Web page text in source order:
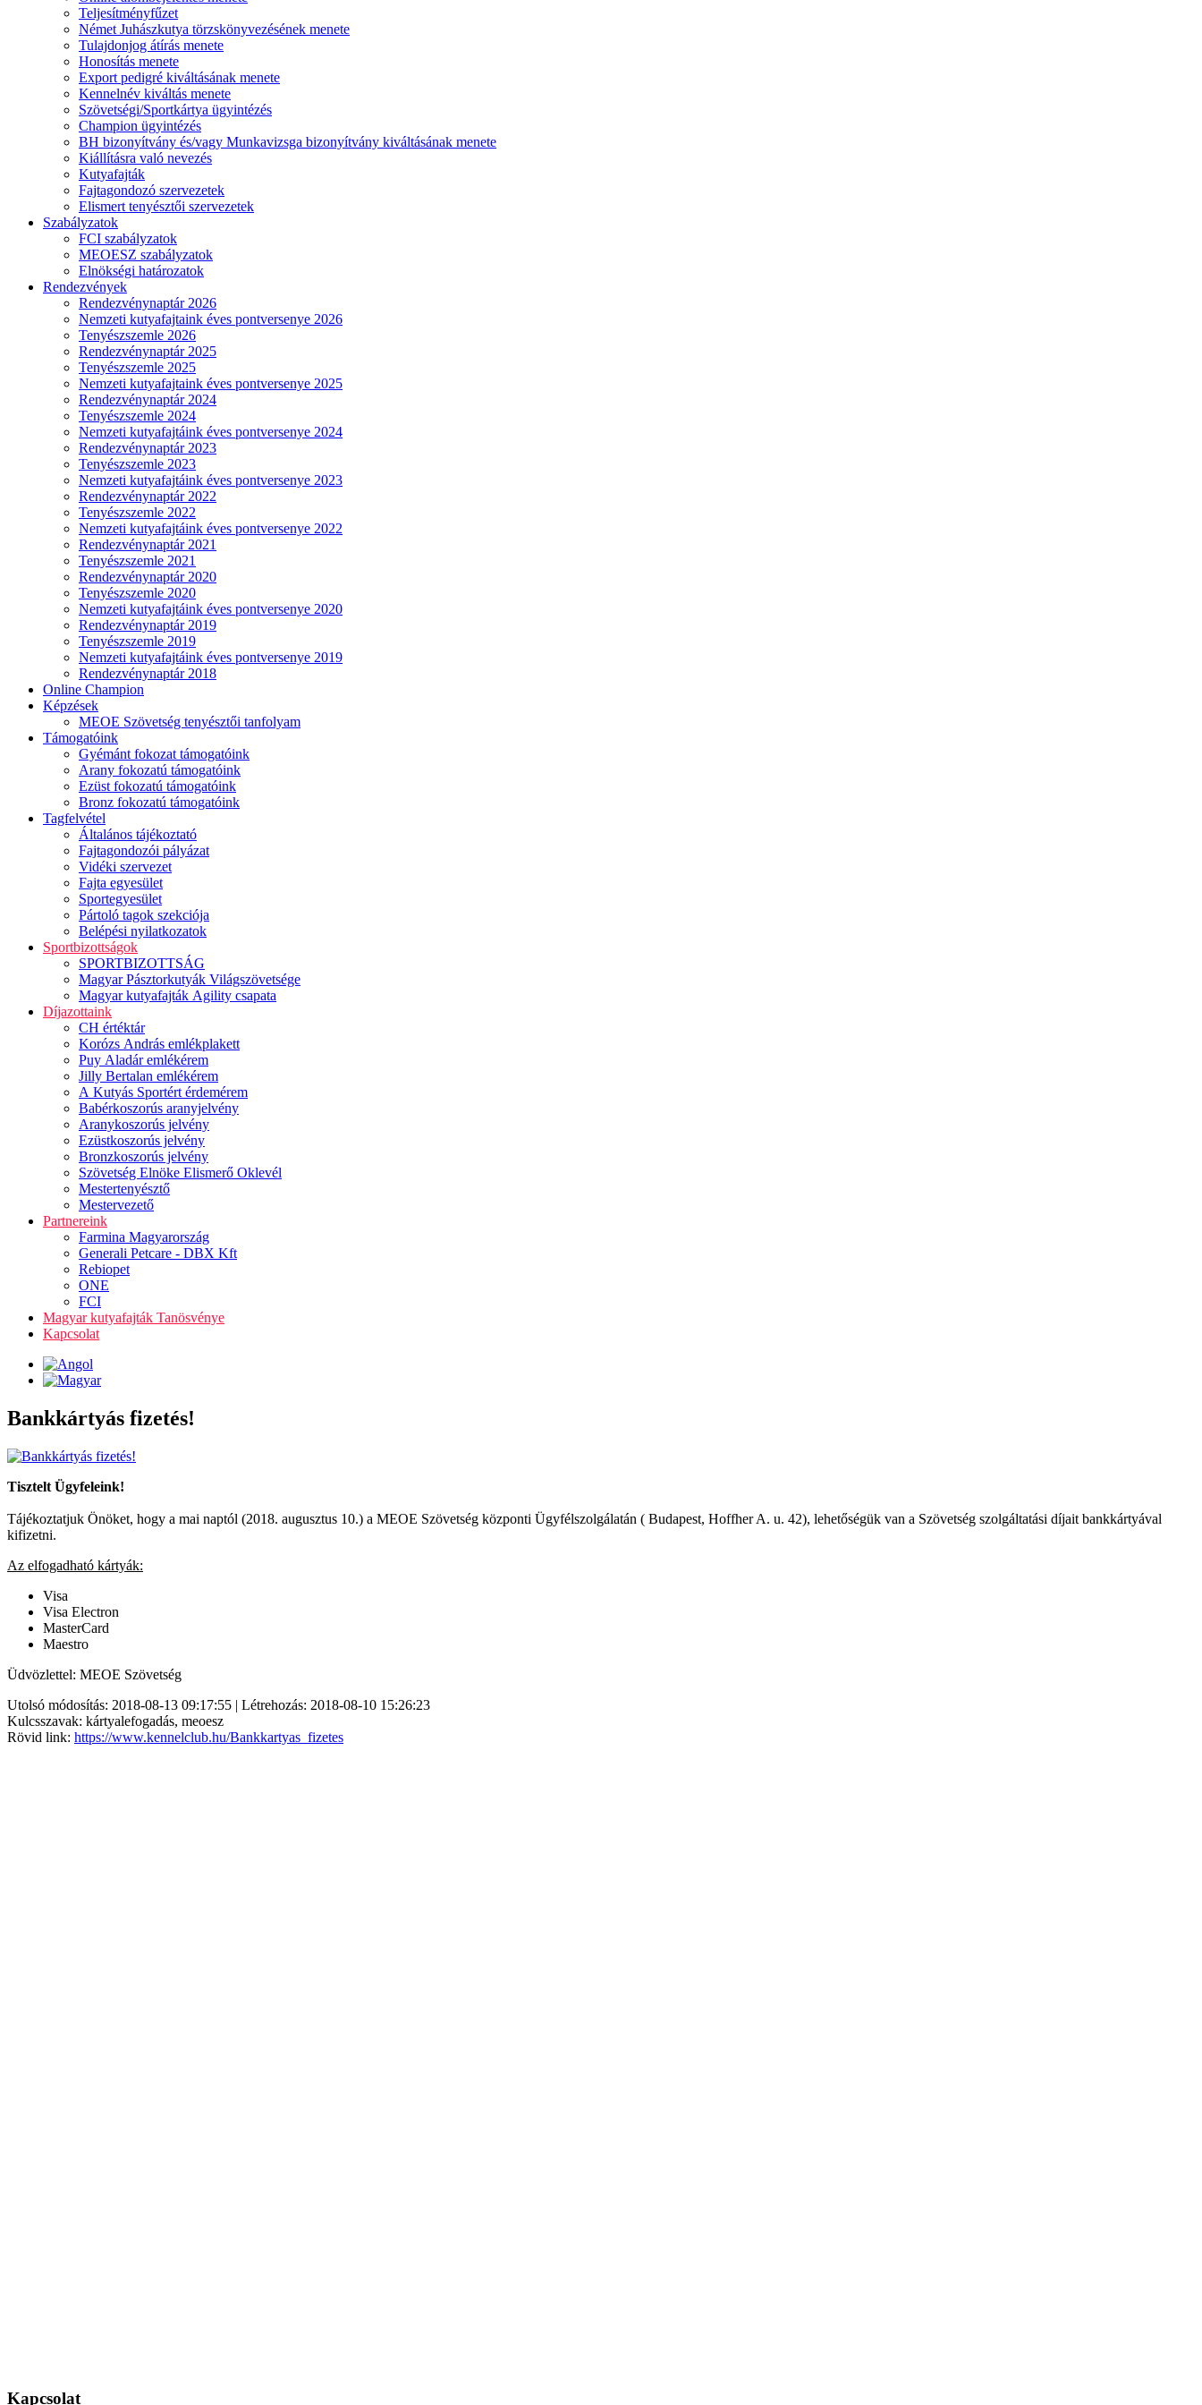
Teljesítményfűzet
Német Juhászkutya törzskönyvezésének menete
Tulajdonjog átírás menete
Honosítás menete
Export pedigré kiváltásának menete
Kennelnév kiváltás menete
Szövetségi/Sportkártya ügyintézés
Champion ügyintézés
BH bizonyítvány és/vagy Munkavizsga bizonyítvány kiváltásának menete
Kiállításra való nevezés
Kutyafajták
Fajtagondozó szervezetek
Elismert tenyésztői szervezetek
Szabályzatok
FCI szabályzatok
MEOESZ szabályzatok
Elnökségi határozatok
Rendezvények
Rendezvénynaptár 2026
Nemzeti kutyafajtaink éves pontversenye 2026
Tenyészszemle 2026
Rendezvénynaptár 2025
Tenyészszemle 2025
Nemzeti kutyafajtaink éves pontversenye 2025
Rendezvénynaptár 2024
Tenyészszemle 2024
Nemzeti kutyafajtáink éves pontversenye 2024
Rendezvénynaptár 2023
Tenyészszemle 2023
Nemzeti kutyafajtáink éves pontversenye 2023
Rendezvénynaptár 2022
Tenyészszemle 2022
Nemzeti kutyafajtáink éves pontversenye 2022
Rendezvénynaptár 2021
Tenyészszemle 2021
Rendezvénynaptár 2020
Tenyészszemle 2020
Nemzeti kutyafajtáink éves pontversenye 2020
Rendezvénynaptár 2019
Tenyészszemle 2019
Nemzeti kutyafajtáink éves pontversenye 2019
Rendezvénynaptár 2018
Online Champion
Képzések
MEOE Szövetség tenyésztői tanfolyam
Támogatóink
Gyémánt fokozat támogatóink
Arany fokozatú támogatóink
Ezüst fokozatú támogatóink
Bronz fokozatú támogatóink
Tagfelvétel
Általános tájékoztató
Fajtagondozói pályázat
Vidéki szervezet
Fajta egyesület
Sportegyesület
Pártoló tagok szekciója
Belépési nyilatkozatok
Sportbizottságok
SPORTBIZOTTSÁG
Magyar Pásztorkutyák Világszövetsége
Magyar kutyafajták Agility csapata
Díjazottaink
CH értéktár
Korózs András emlékplakett
Puy Aladár emlékérem
Jilly Bertalan emlékérem
A Kutyás Sportért érdemérem
Babérkoszorús aranyjelvény
Aranykoszorús jelvény
Ezüstkoszorús jelvény
Bronzkoszorús jelvény
Szövetség Elnöke Elismerő Oklevél
Mestertenyésztő
Mestervezető
Partnereink
Farmina Magyarország
Generali Petcare - DBX Kft
Rebiopet
ONE
FCI
Magyar kutyafajták Tanösvénye
Kapcsolat
Bankkártyás fizetés!
Tisztelt Ügyfeleink!
Tájékoztatjuk Önöket, hogy a mai naptól (2018. augusztus 10.) a MEOE Szövetség központi Ügyfélszolgálatán ( Budapest, Hoffher A. u. 42), lehetőségük van a Szövetség szolgáltatási díjait bankkártyával
kifizetni.
Az elfogadható kártyák:
Visa
Visa Electron
MasterCard
Maestro
Üdvözlettel: MEOE Szövetség
Utolsó módosítás: 2018-08-13 09:17:55 | Létrehozás: 2018-08-10 15:26:23
Kulcsszavak: kártyalefogadás, meoesz
Rövid link: https://www.kennelclub.hu/Bankkartyas_fizetes
Kapcsolat